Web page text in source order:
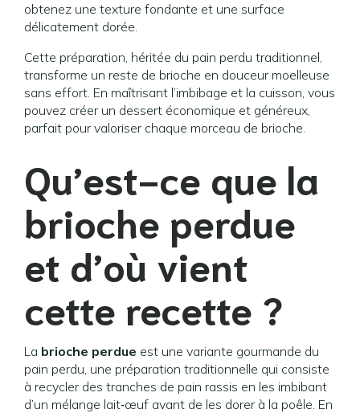
obtenez une texture fondante et une surface
délicatement dorée.
Cette préparation, héritée du pain perdu traditionnel,
transforme un reste de brioche en douceur moelleuse
sans effort. En maîtrisant l’imbibage et la cuisson, vous
pouvez créer un dessert économique et généreux,
parfait pour valoriser chaque morceau de brioche.
Qu’est-ce que la
brioche perdue
et d’où vient
cette recette ?
La brioche perdue est une variante gourmande du
pain perdu, une préparation traditionnelle qui consiste
à recycler des tranches de pain rassis en les imbibant
d’un mélange lait‑œuf avant de les dorer à la poêle. En